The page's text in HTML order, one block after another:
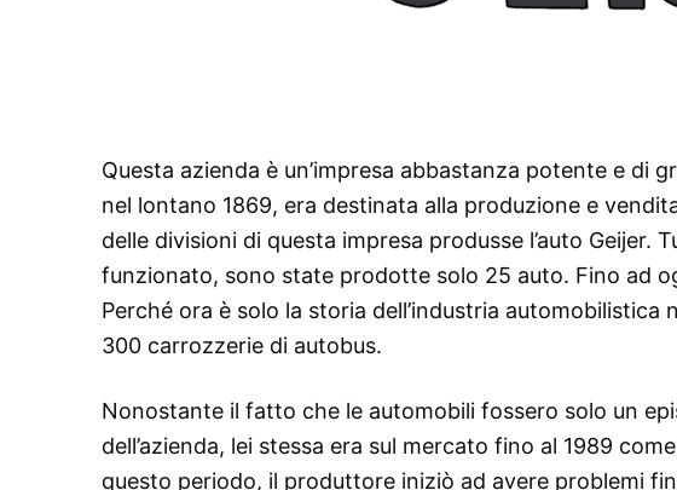
Questa azienda è un’impresa abbastanza potente e di
nel lontano 1869, era destinata alla produzione e
delle divisioni di questa impresa produsse l’auto Geijer.
funzionato, sono state prodotte solo 25 auto. Fino ad
Perché ora è solo la storia dell’industria automobilistica
300 carrozzerie di autobus.
Nonostante il fatto che le automobili fossero solo un
dell’azienda, lei stessa era sul mercato fino al 1989
questo periodo, il produttore iniziò ad avere problemi